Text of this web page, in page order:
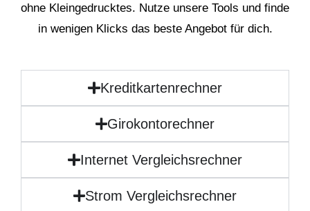
ohne Kleingedrucktes. Nutze unsere Tools und finde
in wenigen Klicks das beste Angebot für dich.
Kreditkartenrechner
Girokontorechner
Internet Vergleichsrechner
Strom Vergleichsrechner